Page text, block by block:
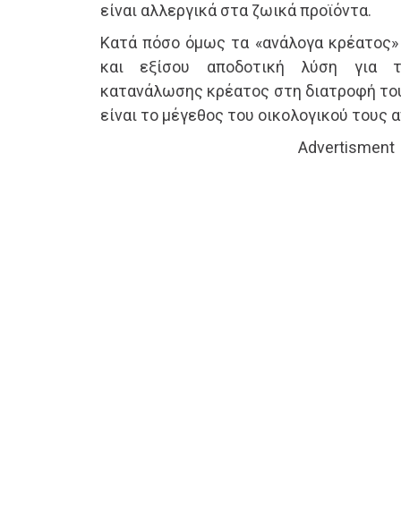
είναι αλλεργικά στα ζωικά προϊόντα.
Κατά πόσο όμως τα «ανάλογα κρέατος»
και εξίσου αποδοτική λύση για
κατανάλωσης κρέατος στη διατροφή
είναι το μέγεθος του οικολογικού
Advertisment